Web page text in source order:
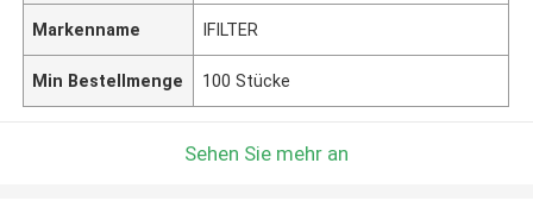
Markenname IFILTER
Min Bestellmenge 100 Stücke
Sehen Sie mehr an